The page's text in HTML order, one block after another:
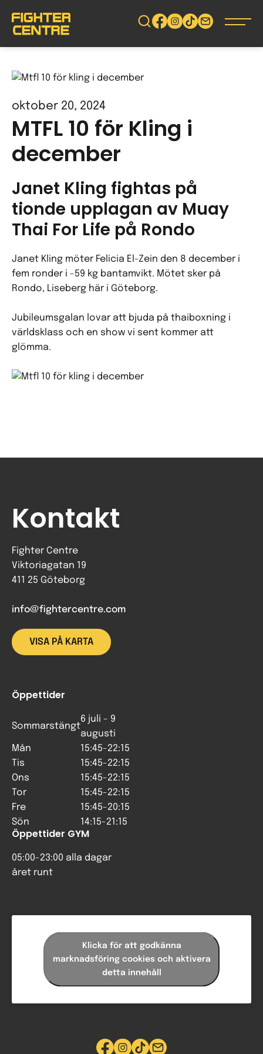
vidare
oktober 20, 2024
MTFL 10 för Kling i
december
Janet Kling fightas på
tionde upplagan av Muay
Thai For Life på Rondo
Janet Kling möter Felicia El-Zein den 8 december i
fem ronder i -59 kg bantamvikt. Mötet sker på
Rondo, Liseberg här i Göteborg.
Jubileumsgalan lovar att bjuda på thaiboxning i
världsklass och en show vi sent kommer att
glömma.
Kontakt
Fighter Centre
Viktoriagatan 19
411 25 Göteborg
info@fightercentre.com
VISA PÅ KARTA
Öppettider
Sommarstängt
6 juli - 9
augusti
Mån
15:45-22:15
Tis
15:45-22:15
Ons
15:45-22:15
Tor
15:45-22:15
Fre
15:45-20:15
Sön
14:15-21:15
Öppettider GYM
05:00-23:00 alla dagar
året runt
Klicka för att godkänna
marknadsföring cookies och aktivera
detta innehåll